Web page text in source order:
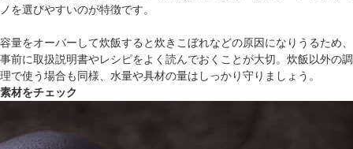
ノを選びやすいのが特徴です。
容量をオーバーして炊飯すると炊きこぼれなどの原因になりうるため、
事前に取扱説明書やレシピをよく読んでおくことが大切。炊飯以外の調
理で使う場合も同様、水量や具材の量はしっかり守りましょう。
素材をチェック